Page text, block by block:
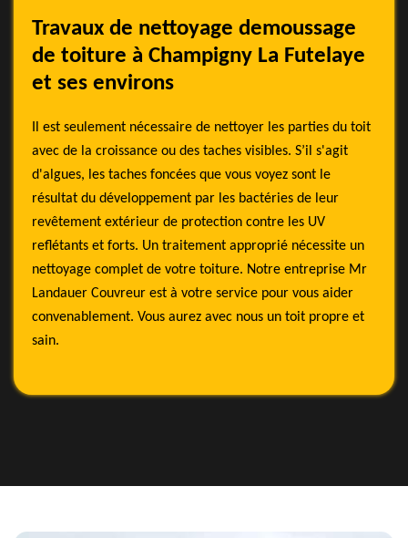
Travaux de nettoyage demoussage
de toiture à Champigny La Futelaye
et ses environs
Il est seulement nécessaire de nettoyer les parties du toit
avec de la croissance ou des taches visibles. S’il s'agit
d'algues, les taches foncées que vous voyez sont le
résultat du développement par les bactéries de leur
revêtement extérieur de protection contre les UV
reflétants et forts. Un traitement approprié nécessite un
nettoyage complet de votre toiture. Notre entreprise Mr
Landauer Couvreur est à votre service pour vous aider
convenablement. Vous aurez avec nous un toit propre et
sain.